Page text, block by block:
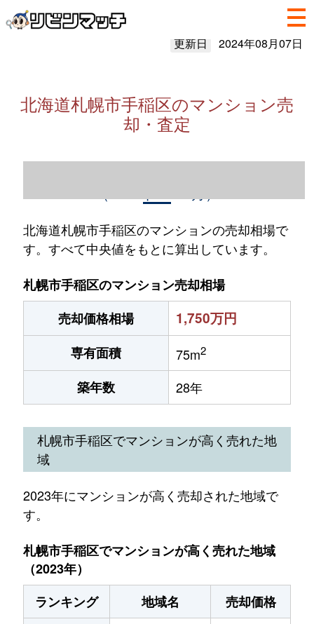
更新日 2024年08月07日
北海道札幌市手稲区のマンション売
却・査定
北海道札幌市手稲区のマンションの売却相場で
す。すべて中央値をもとに算出しています。
札幌市手稲区のマンション売却相場
売却価格相場
1,750万円
専有面積 75m2
築年数 28年
札幌市手稲区でマンションが高く売れた地
域
2023年にマンションが高く売却された地域で
す。
札幌市手稲区でマンションが高く売れた地域
（2023年）
ランキング
地域名
売却価格